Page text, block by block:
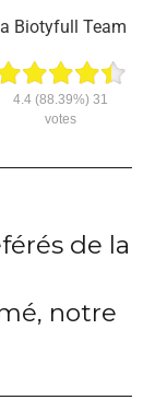
Biotyfull Team
4.4 (88.39%)31
votes
de la
notre